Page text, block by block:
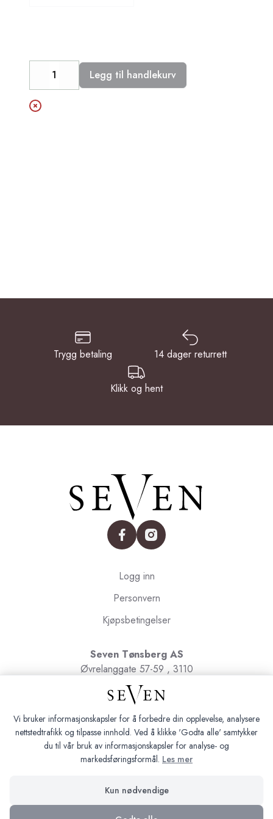
DecreaseIncreaseLegg til handlekurv
Trygg betaling 14 dager returrett
Klikk og hent
facebookinstagram
Logg inn
Personvern
Kjøpsbetingelser
Seven Tønsberg AS
Øvrelanggate 57-59 , 3110
Tønsberg
Org.nr. 991091580
Vi bruker informasjonskapsler for å forbedre din opplevelse, analysere
nettstedtrafikk og tilpasse innhold. Ved å klikke 'Godta alle' samtykker
du til vår bruk av informasjonskapsler for analyse- og
markedsføringsformål. Les mer
Kun nødvendige